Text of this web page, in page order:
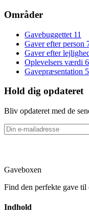
Områder
Gavebuggettet 11
Gaver efter person
Gaver efter
Oplevelsers værdi 6
Gavepræsentation 5
Hold dig opdateret
Bliv opdateret med de
Gaveboxen
Find den perfekte gave til
Indhold